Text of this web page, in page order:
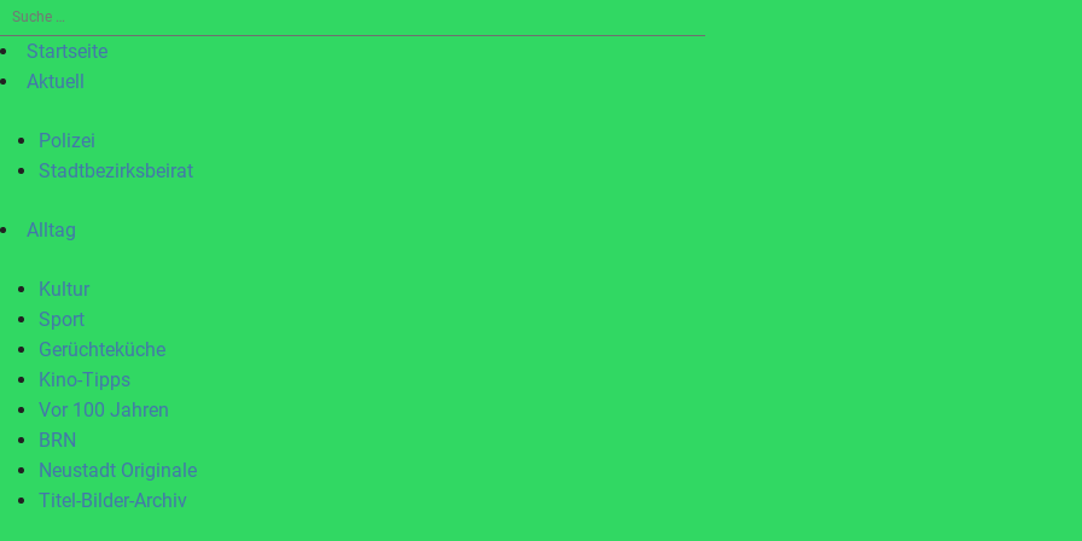
Suche
nach:Startseite
Aktuell
Polizei
Stadtbezirksbeirat
Alltag
Kultur
Sport
Gerüchteküche
Kino-Tipps
Vor 100 Jahren
BRN
Neustadt Originale
Titel-Bilder-Archiv